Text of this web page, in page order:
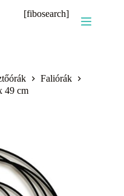
[fibosearch]
Faliórák
49 cm